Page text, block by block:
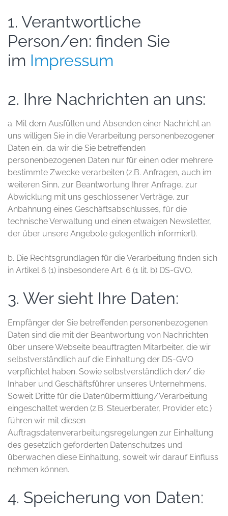
1. Verantwortliche
Person/en: finden Sie
im Impressum
2. Ihre Nachrichten an uns:
a. Mit dem Ausfüllen und Absenden einer Nachricht an
uns willigen Sie in die Verarbeitung personenbezogener
Daten ein, da wir die Sie betreffenden
personenbezogenen Daten nur für einen oder mehrere
bestimmte Zwecke verarbeiten (z.B. Anfragen, auch im
weiteren Sinn, zur Beantwortung Ihrer Anfrage, zur
Abwicklung mit uns geschlossener Verträge, zur
Anbahnung eines Geschäftsabschlusses, für die
technische Verwaltung und einen etwaigen Newsletter,
der über unsere Angebote gelegentlich informiert).
b. Die Rechtsgrundlagen für die Verarbeitung finden sich
in Artikel 6 (1) insbesondere Art. 6 (1 lit. b) DS-GVO.
3. Wer sieht Ihre Daten:
Empfänger der Sie betreffenden personenbezogenen
Daten sind die mit der Beantwortung von Nachrichten
über unsere Webseite beauftragten Mitarbeiter, die wir
selbstverständlich auf die Einhaltung der DS-GVO
verpflichtet haben. Sowie selbstverständlich der/ die
Inhaber und Geschäftsführer unseres Unternehmens.
Soweit Dritte für die Datenübermittlung/Verarbeitung
eingeschaltet werden (z.B. Steuerberater, Provider etc.)
führen wir mit diesen
Auftragsdatenverarbeitungsregelungen zur Einhaltung
des gesetzlich geforderten Datenschutzes und
überwachen diese Einhaltung, soweit wir darauf Einfluss
nehmen können.
4. Speicherung von Daten: